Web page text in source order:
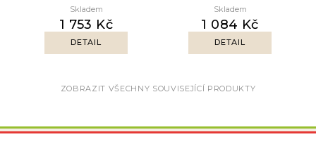
Skladem
1 753 Kč
DETAIL
Skladem
1 084 Kč
DETAIL
ZOBRAZIT VŠECHNY SOUVISEJÍCÍ PRODUKTY